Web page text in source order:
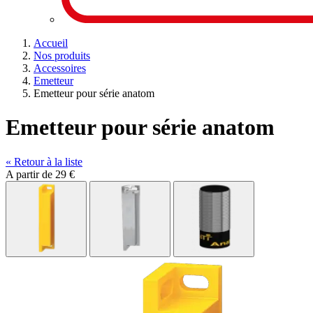
Accueil
Nos produits
Accessoires
Emetteur
Emetteur pour série anatom
Emetteur pour série anatom
« Retour à la liste
A partir de 29 €